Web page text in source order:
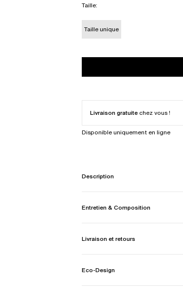
Taille:
Taille unique
Livraison gratuite chez vous !
Disponible uniquement en ligne
Description
Entretien & Composition
Livraison et retours
Eco-Design